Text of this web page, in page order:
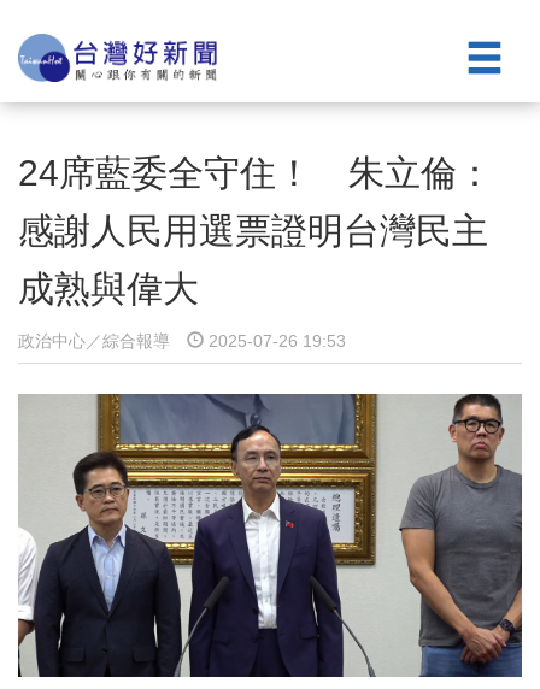
24席藍委全守住！ 朱立倫：
感謝人民用選票證明台灣民主
成熟與偉大
政治中心／綜合報導 2025-07-26 19:53